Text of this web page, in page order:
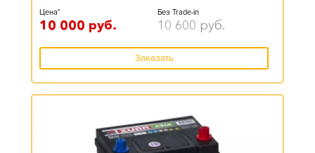
Цена*
10 000 руб.
Без Trade-in
10 600 руб.
Заказать